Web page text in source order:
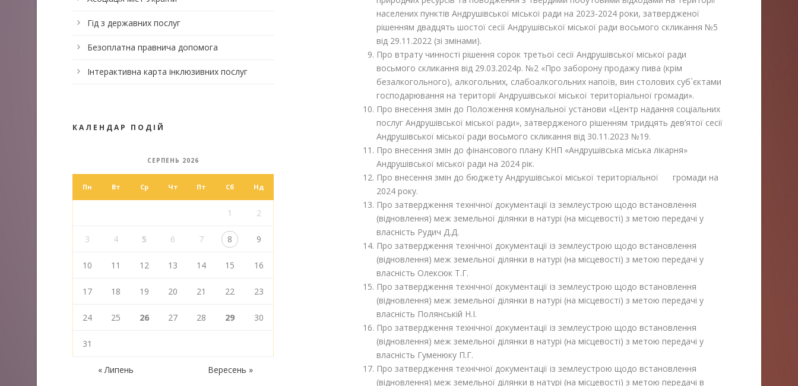
населених пунктів Андрушівської міської ради на 2023-2024 роки, затвердженої
рішенням двадцять шостої сесії Андрушівської міської ради восьмого скликання №5
від 29.11.2022 (зі змінами).
Про втрату чинності рішення сорок третьої сесії Андрушівської міської ради
восьмого скликання від 29.03.2024р. №2 «Про заборону продажу пива (крім
безалкогольного), алкогольних, слабоалкогольних напоїв, вин столових суб`єктами
господарювання на території Андрушівської міської територіальної громади».
Про внесення змін до Положення комунальної установи «Центр надання соціальних
послуг Андрушівської міської ради», затвердженого рішенням тридцять дев’ятої сесії
Андрушівської міської ради восьмого скликання від 30.11.2023 №19.
Про внесення змін до фінансового плану КНП «Андрушівська міська лікарня»
Андрушівської міської ради на 2024 рік.
Про внесення змін до бюджету Андрушівської міської територіальної громади на
2024 року.
Про затвердження технічної документації із землеустрою щодо встановлення
(відновлення) меж земельної ділянки в натурі (на місцевості) з метою передачі у
власність Рудич Д.Д.
Про затвердження технічної документації із землеустрою щодо встановлення
(відновлення) меж земельної ділянки в натурі (на місцевості) з метою передачі у
власність Олексюк Т.Г.
Про затвердження технічної документації із землеустрою щодо встановлення
(відновлення) меж земельної ділянки в натурі (на місцевості) з метою передачі у
власність Полянській Н.І.
Про затвердження технічної документації із землеустрою щодо встановлення
(відновлення) меж земельної ділянки в натурі (на місцевості) з метою передачі у
власність Гуменюку П.Г.
Про затвердження технічної документації із землеустрою щодо встановлення
(відновлення) меж земельної ділянки в натурі (на місцевості) з метою передачі в
Гід з державних послуг
Безоплатна правнича допомога
Інтерактивна карта інклюзивних послуг
КАЛЕНДАР ПОДІЙ
СЕРПЕНЬ 2026
Пн Вт Ср Чт Пт Сб Нд
1 2
3 4 5 6 7 8 9
10 11 12 13 14 15 16
17 18 19 20 21 22 23
24 25 26 27 28 29 30
31
« Липень Вересень »